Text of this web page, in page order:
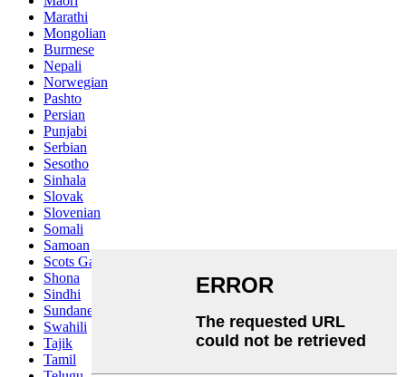
Marathi
Mongolian
Burmese
Nepali
Norwegian
Pashto
Persian
Punjabi
Serbian
Sesotho
Sinhala
Slovak
Slovenian
Somali
Samoan
Scots Gaelic
Shona
Sindhi
Sundanese
Swahili
Tajik
Tamil